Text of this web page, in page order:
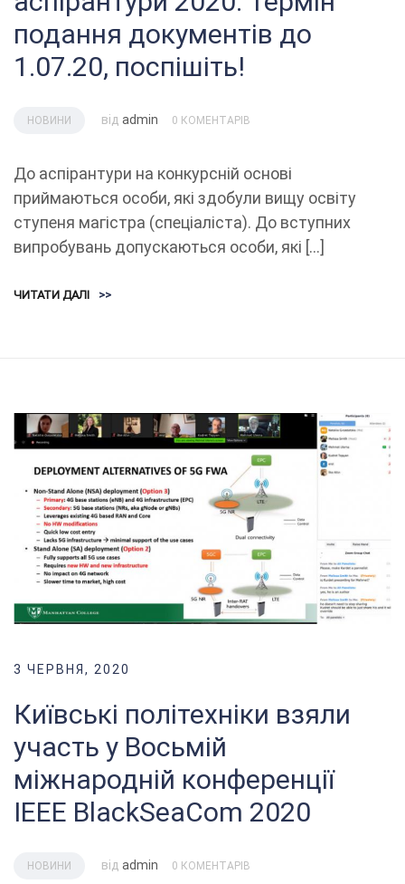
подання документів до
1.07.20, поспішіть!
НОВИНИ від admin 0 КОМЕНТАРІВ
До аспірантури на конкурсній основі
приймаються особи, які здобули вищу освіту
ступеня магістра (спеціаліста). До вступних
випробувань допускаються особи, які […]
ЧИТАТИ ДАЛІ >>
3 ЧЕРВНЯ, 2020
Київські політехніки взяли
участь у Восьмій
міжнародній конференції
IEEE BlackSeaCom 2020
НОВИНИ від admin 0 КОМЕНТАРІВ